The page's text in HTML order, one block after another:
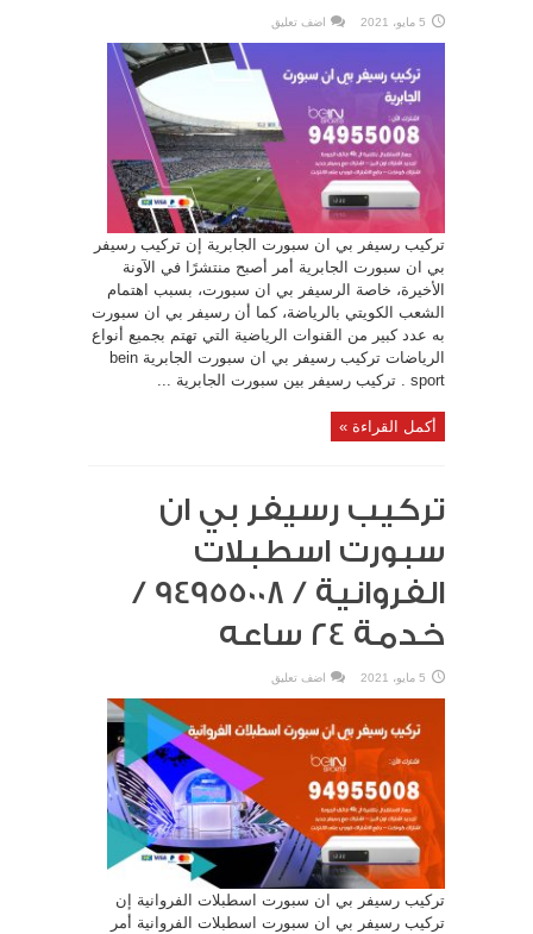
5 مايو، 2021 اضف تعليق
تركيب رسيفر بي ان سبورت الجابرية إن تركيب رسيفر
بي ان سبورت الجابرية أمر أصبح منتشرًا في الآونة
الأخيرة، خاصة الرسيفر بي ان سبورت، بسبب اهتمام
الشعب الكويتي بالرياضة، كما أن رسيفر بي ان سبورت
به عدد كبير من القنوات الرياضية التي تهتم بجميع أنواع
الرياضات تركيب رسيفر بي ان سبورت الجابرية bein
sport . تركيب رسيفر بين سبورت الجابرية ...
أكمل القراءة »
تركيب رسيفر بي ان
سبورت اسطبلات
الفروانية / 94955008 /
خدمة 24 ساعه
5 مايو، 2021 اضف تعليق
تركيب رسيفر بي ان سبورت اسطبلات الفروانية إن
تركيب رسيفر بي ان سبورت اسطبلات الفروانية أمر